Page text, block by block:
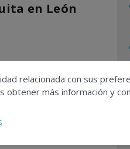
en León
relacionada con sus
más información y